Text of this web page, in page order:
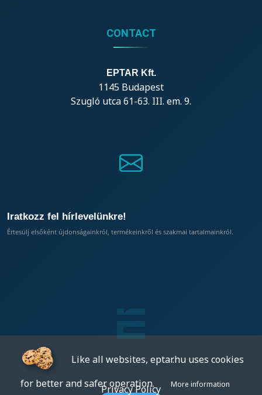
CONTACT
EPTAR Kft.
1145 Budapest
Szugló utca 61-63. III. em. 9.
Iratkozz fel hírlevelünkre!
Értesülj elsőként újdonságainkról, termékeinkről és szakmai tartalmainkról.
Privacy Policy
Like all websites, eptar.hu uses cookies
for better and safer operation.
More information